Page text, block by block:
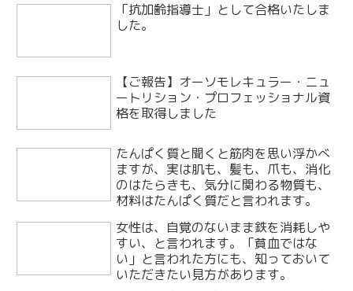
「抗加齢指導士」として合格いたしま
した。
【ご報告】オーソモレキュラー・ニュ
ートリション・プロフェッショナル資
格を取得しました
たんぱく質と聞くと筋肉を思い浮かべ
ますが、実は肌も、髪も、爪も、消化
のはたらきも、気分に関わる物質も、
材料はたんぱく質だと言われます。
女性は、自覚のないまま鉄を消耗しや
すい、と言われます。「貧血ではな
い」と言われた方にも、知っておいて
いただきたい見方があります。